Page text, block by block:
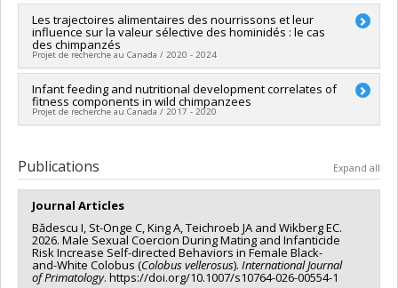
Lead researcher : Iulia Bădescu
Funding sources:CRSNG/Conseil de recherches en sciences
naturelles et génie du Canada (CRSNG)
Grant programs:PVX20965-(RGP) Programme de subvention à
la découverte individuelle ou de groupe
Les trajectoires alimentaires des nourrissons et leur
influence sur la valeur sélective des hominidés : le cas
des chimpanzés
Projet de recherche au Canada / 2020 - 2024
Lead researcher :Iulia Bădescu
Funding sources:FRQNT/Fonds de recherche du Québec -
Nature et technologies (FQRNT)
Infant feeding and nutritional development correlates of
fitness components in wild chimpanzees
Projet de recherche au Canada / 2017 - 2020
Funding sources:
Grant programs:
Publications Expand all
Journal Articles
Bădescu I, St-Onge C, King A, Teichroeb JA and Wikberg EC.
2026. Male Sexual Coercion During Mating and Infanticide
Risk Increase Self-directed Behaviors in Female Black-
and-White Colobus (Colobus vellerosus). International Journal
of Primatology. https://doi.org/10.1007/s10764-026-00554-1